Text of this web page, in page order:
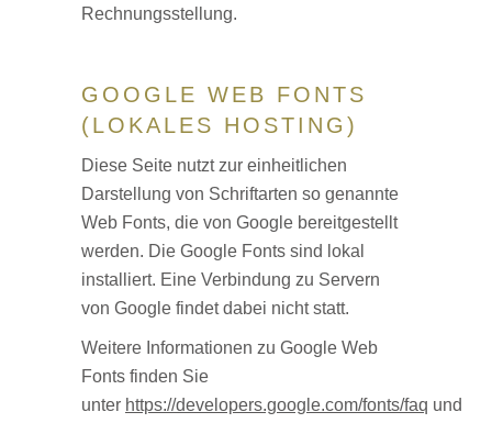
Rechnungsstellung.
GOOGLE WEB FONTS
(LOKALES HOSTING)
Diese Seite nutzt zur einheitlichen
Darstellung von Schriftarten so genannte
Web Fonts, die von Google bereitgestellt
werden. Die Google Fonts sind lokal
installiert. Eine Verbindung zu Servern
von Google findet dabei nicht statt.
Weitere Informationen zu Google Web
Fonts finden Sie
unter https://developers.google.com/fonts/faq und